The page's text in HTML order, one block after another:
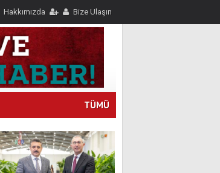
Hakkımızda Bize Ulaşın
TÜMÜ